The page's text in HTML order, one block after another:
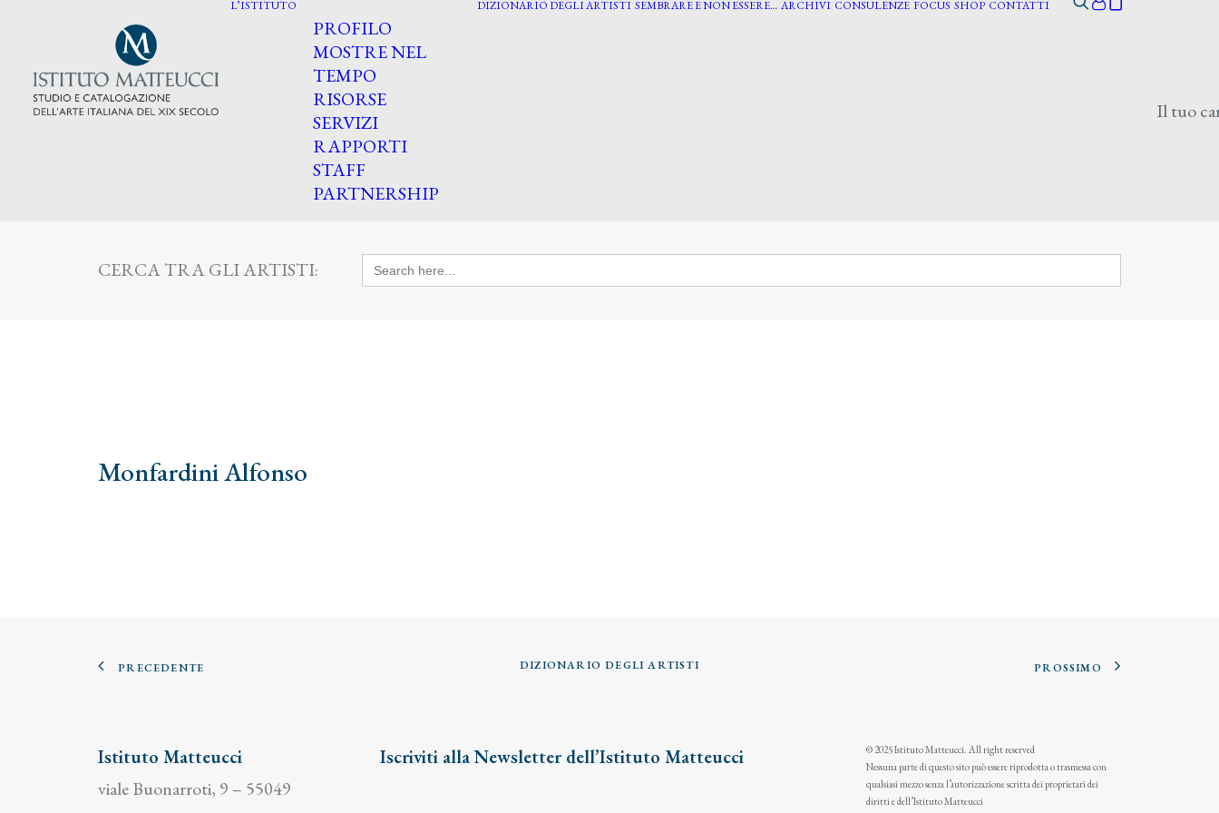
L’ISTITUTO
PROFILO
MOSTRE NEL
TEMPO
RISORSE
SERVIZI
RAPPORTI
STAFF
PARTNERSHIP
DIZIONARIO DEGLI ARTISTI SEMBRARE E NON ESSERE… ARCHIVI CONSULENZE FOCUS SHOP CONTATTI
Il tuo
CERCA TRA GLI ARTISTI: Search
for:
Monfardini Alfonso
PRECEDENTE DIZIONARIO DEGLI ARTISTI PROSSIMO
Istituto Matteucci
viale Buonarroti, 9 – 55049
Iscriviti alla Newsletter dell’Istituto Matteucci
© 2025 Istituto Matteucci. All right reserved
Nessuna parte di questo sito può essere riprodotta o trasmessa con
qualsiasi mezzo senza l’autorizzazione scritta dei proprietari dei
diritti e dell’Istituto Matteucci